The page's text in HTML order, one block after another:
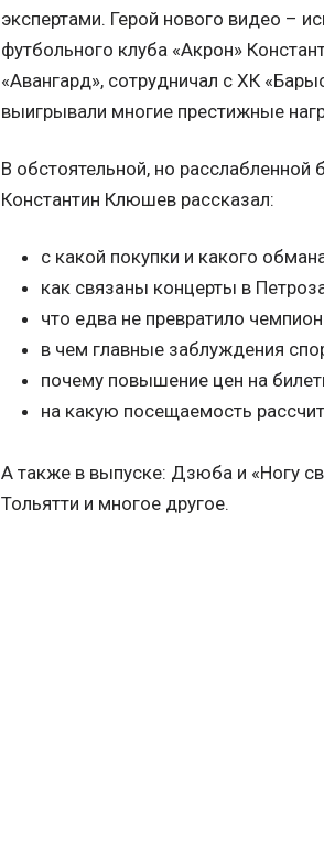
экспертами. Герой нового видео –
футбольного клуба «Акрон»
«Авангард», сотрудничал с ХК
выигрывали многие престижные
В обстоятельной, но
Константин Клюшев рассказал:
с какой покупки и какого
как связаны концерты в
что едва не превратило
в чем главные заблуждения
почему повышение цен на
на какую посещаемость
А также в выпуске: Дзюба и «Ногу
Тольятти и многое другое.